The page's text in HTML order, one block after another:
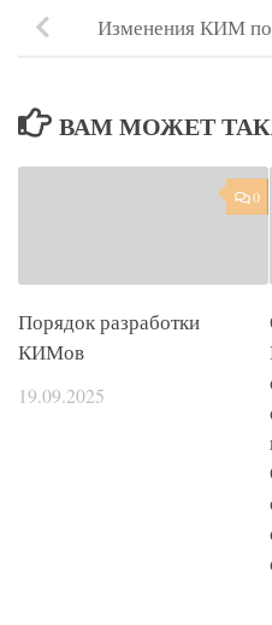
Изменения КИМ
ВАМ МОЖЕТ
0
Порядок разработки
КИМов
19.09.2025